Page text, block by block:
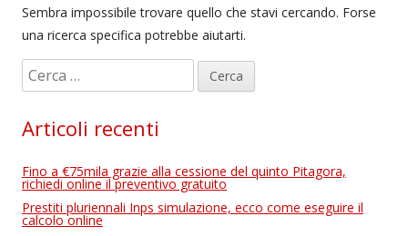
Sembra impossibile trovare quello che stavi cercando. Forse
una ricerca specifica potrebbe aiutarti.
i
e
c
a
p
Articoli recenti
Fino a €75mila grazie alla cessione del quinto Pitagora,
richiedi online il preventivo gratuito
Prestiti pluriennali Inps simulazione, ecco come eseguire il
calcolo online